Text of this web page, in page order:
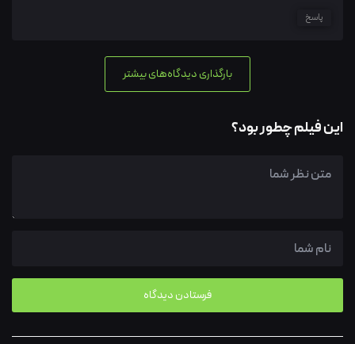
پاسخ
بارگذاری دیدگاه‌های بیشتر
این فیلم چطور بود؟